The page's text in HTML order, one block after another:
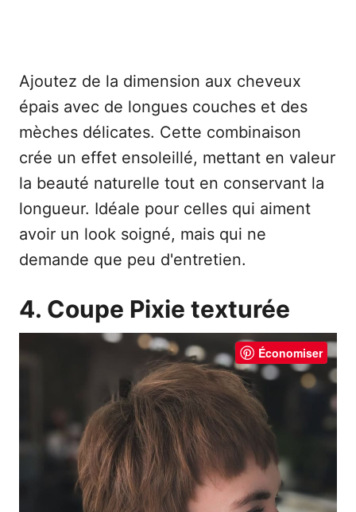
Ajoutez de la dimension aux cheveux
épais avec de longues couches et des
mèches délicates. Cette combinaison
crée un effet ensoleillé, mettant en valeur
la beauté naturelle tout en conservant la
longueur. Idéale pour celles qui aiment
avoir un look soigné, mais qui ne
demande que peu d'entretien.
4. Coupe Pixie texturée
Économiser